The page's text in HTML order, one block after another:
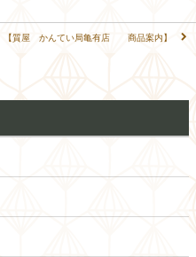
【質屋 かんてい局亀有店 商品案内】